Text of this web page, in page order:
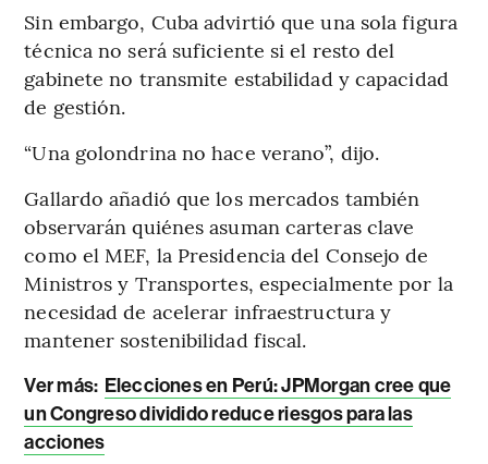
Sin embargo, Cuba advirtió que una sola figura
técnica no será suficiente si el resto del
gabinete no transmite estabilidad y capacidad
de gestión.
“Una golondrina no hace verano”, dijo.
Gallardo añadió que los mercados también
observarán quiénes asuman carteras clave
como el MEF, la Presidencia del Consejo de
Ministros y Transportes, especialmente por la
necesidad de acelerar infraestructura y
mantener sostenibilidad fiscal.
Ver más: Elecciones en Perú: JPMorgan cree que
un Congreso dividido reduce riesgos para las
acciones